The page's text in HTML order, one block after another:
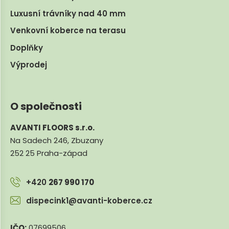
Luxusní trávníky nad 40 mm
Venkovní koberce na terasu
Doplňky
Výprodej
O společnosti
AVANTI FLOORS s.r.o.
Na Sadech 246, Zbuzany
252 25 Praha-západ
+420 267 990 170
dispecink1@avanti-koberce.cz